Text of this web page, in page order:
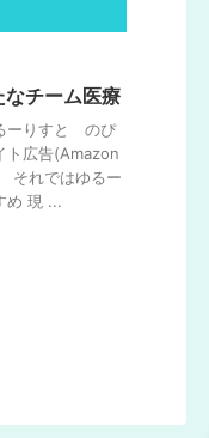
チーム医療
ーりすと のぴ
ト広告(Amazon
それではゆるー
め 現 ...